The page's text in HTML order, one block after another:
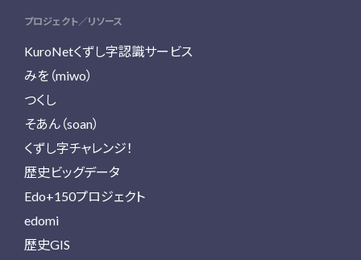
プロジェクト／リソース
KuroNetくずし字認識サービス
みを（miwo）
つくし
そあん（soan）
くずし字チャレンジ！
歴史ビッグデータ
Edo+150プロジェクト
edomi
歴史GIS